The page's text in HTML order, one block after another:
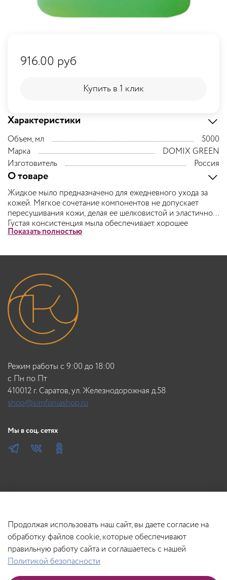
Характеристики
Объем, мл
5000
Марка
DOMIX GREEN
Изготовитель
Россия
О товаре
Жидкое мыло предназначено для ежедневного ухода за
кожей. Мягкое сочетание компонентов не допускает
пересушивания кожи, делая ее шелковистой и эластичной.
Густая консистенция мыла обеспечивает хорошее
пенообразование и экономичный расход.
Показать полностью
916.00 руб
В корзину
Купить в 1 клик
Купить в 1 клик
Режим работы с 9:00 до 18:00
c Пн по Пт
410012 г. Саратов, ул. Железнодорожная д.58
shop@simfoniashop.ru
Мы в соц. сетях
Продолжая использовать наш сайт, вы даете согласие на
обработку файлов cookie, которые обеспечивают
правильную работу сайта и соглашаетесь с нашей
Политикой безопасности